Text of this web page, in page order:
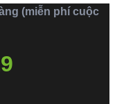
(miễn phí cuộc